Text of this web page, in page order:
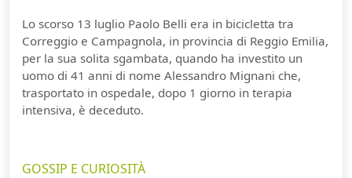
Lo scorso 13 luglio Paolo Belli era in bicicletta tra
Correggio e Campagnola, in provincia di Reggio Emilia,
per la sua solita sgambata, quando ha investito un
uomo di 41 anni di nome Alessandro Mignani che,
trasportato in ospedale, dopo 1 giorno in terapia
intensiva, è deceduto.
GOSSIP E CURIOSITÀ